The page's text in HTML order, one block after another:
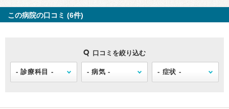
この病院の口コミ (6件)
口コミを絞り込む